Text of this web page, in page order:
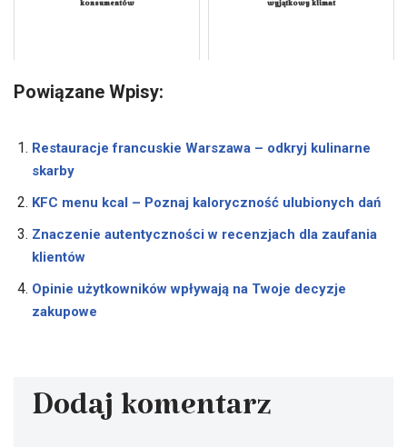
konsumentów
wyjątkowy klimat
Powiązane Wpisy:
Restauracje francuskie Warszawa – odkryj kulinarne
skarby
KFC menu kcal – Poznaj kaloryczność ulubionych dań
Znaczenie autentyczności w recenzjach dla zaufania
klientów
Opinie użytkowników wpływają na Twoje decyzje
zakupowe
Dodaj komentarz